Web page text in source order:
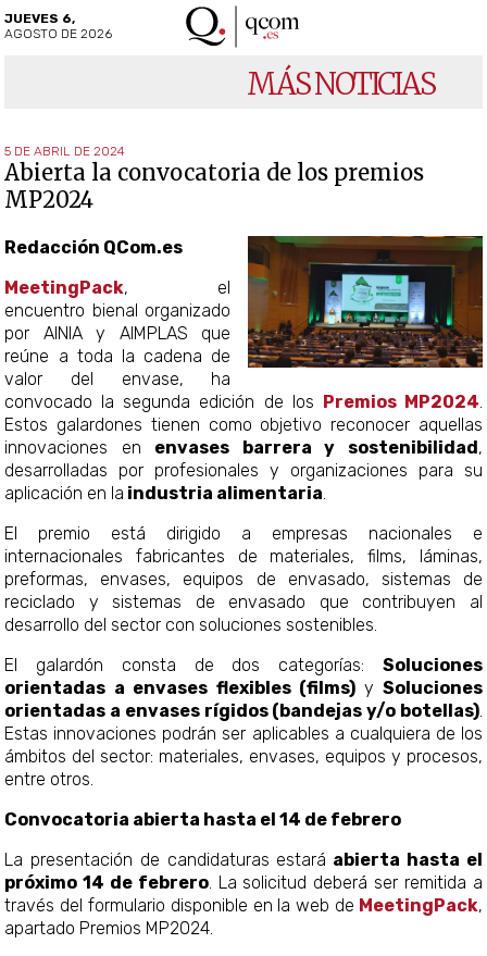
JUEVES 6,
AGOSTO DE 2026
MÁS NOTICIAS
5 DE ABRIL DE 2024
Abierta la convocatoria de los premios
MP2024
Redacción QCom.es
MeetingPack, el
encuentro bienal organizado
por AINIA y AIMPLAS que
reúne a toda la cadena de
valor del envase, ha
convocado la segunda edición de los Premios MP2024
Estos galardones tienen como objetivo reconocer aquellas
innovaciones en envases barrera y sostenibilidad,
desarrolladas por profesionales y organizaciones para su
aplicación en la industria alimentaria
El premio está dirigido a empresas nacionales e
internacionales fabricantes de materiales, films, láminas,
preformas, envases, equipos de envasado, sistemas de
reciclado y sistemas de envasado que contribuyen al
desarrollo del sector con soluciones sostenibles.
El galardón consta de dos categorías: Soluciones
orientadas a envases flexibles (films)y Soluciones
orientadas a envases rígidos (bandejas y/o botellas).
Estas innovaciones podrán ser aplicables a cualquiera de los
mbitos del sector: materiales, envases, equipos y procesos,
entre otros.
Convocatoria abierta hasta el 14 de febrero
La presentación de candidaturas estar abierta hasta el
próximo 14 de febrero. La solicitud deberá ser remitida a
través del formulario disponible en la web de MeetingPack,
apartado Premios MP2024.